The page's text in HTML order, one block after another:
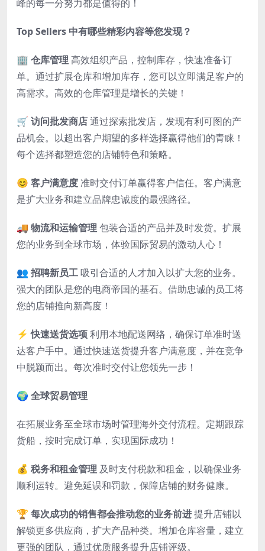
峰的每一分努力都是值得的！
Top Sellers 中有哪些精彩内容等您发现？
🏢 仓库管理 高效组织产品，控制库存，快速准备订
单。通过扩展仓库和增加库存，您可以立即满足客户的
高需求。高效的仓库管理是增长的关键！
🛒 访问批发商店通过探索批发店，发现有利可图的产
品机会。以超出客户期望的多样选择赢得他们的青睐！
每个选择都塑造您的店铺特色和策略。
😊 客户满意度准时交付订单赢得客户信任。客户满意
是扩大业务和建立品牌忠诚度的最强路径。
🚚 物流和运输管理 包装合适的产品并及时发货。扩展
您的业务到全球市场，体验国际贸易的激动人心！
👥 招聘新员工吸引合适的人才加入以扩大您的业务。
强大的团队是您的电商帝国的基石。借助忠诚的员工将
您的店铺推向新高度！
⚡快速送货选项利用本地配送网络，确保订单准时送
达客户手中。通过快速送货提升客户满意度，并在竞争
中脱颖而出。每次准时交付让您领先一步！
🌍 全球贸易管理
在拓展业务至全球市场时管理海外交付流程。定期跟踪
货船，按时完成订单，实现国际成功！
💰 税务和租金管理 及时支付税款和租金，以确保业务
顺利运转。避免延误和罚款，保障店铺的财务健康。
🏆 每次成功的销售都会推动您的业务前进提升店铺以
解锁更多供应商，扩大产品种类。增加仓库容量，建立
更强的团队，通过优质服务提升店铺评级。